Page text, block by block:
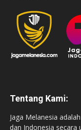
Tentang Kami:
Jaga Melanesia
dan Indonesia secara